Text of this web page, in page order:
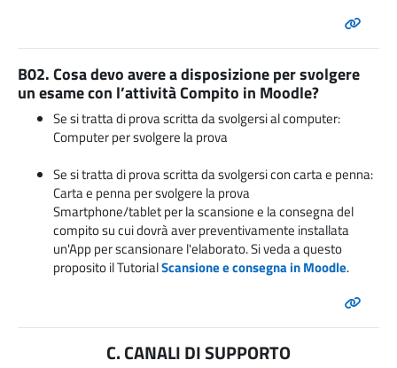
B02. Cosa devo avere a disposizione per svolgere
un esame con l’attività Compito in Moodle?
Se si tratta di prova scritta da svolgersi al computer:
Computer per svolgere la prova
Se si tratta di prova scritta da svolgersi con carta e penna:
Carta e penna per svolgere la prova
Smartphone/tablet per la scansione e la consegna del
compito su cui dovrà aver preventivamente installata
un'App per scansionare l'elaborato. Si veda a questo
proposito il TutorialScansione e consegna in Moodle.
C. CANALI DI SUPPORTO